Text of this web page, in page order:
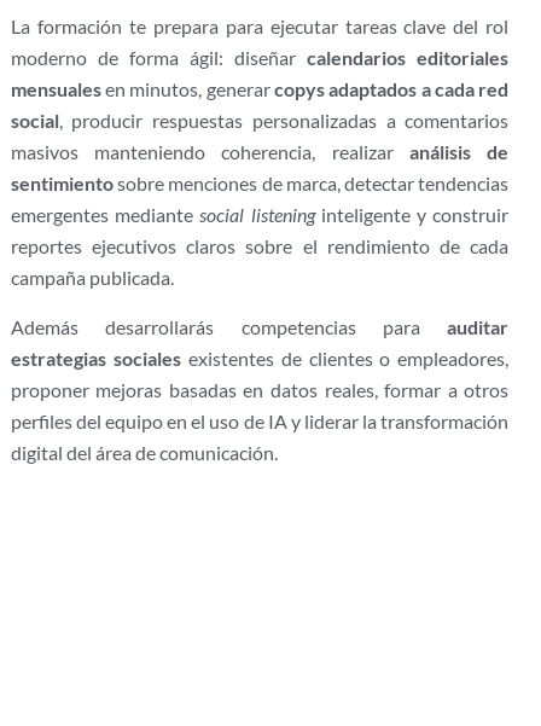
La formación te prepara para ejecutar tareas clave del rol
moderno de forma ágil: diseñarcalendarios editoriales
mensualesen minutos, generarcopys adaptados a cada red
social, producir respuestas personalizadas a comentarios
masivos manteniendo coherencia, realizaranálisis de
sentimientosobre menciones de marca, detectar tendencias
emergentes mediantesocial listeninginteligente y construir
reportes ejecutivos claros sobre el rendimiento de cada
campaña publicada.
Además desarrollarás competencias paraauditar
estrategias socialesexistentes de clientes o empleadores,
proponer mejoras basadas en datos reales, formar a otros
perfiles del equipo en el uso de IA y liderar la transformación
digital del área de comunicación.